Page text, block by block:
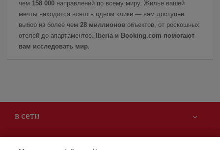
чем 158 000 направлений по всему миру. Жилье вашей
мечты находится всего в одном клике — вам доступен
выбор из более чем 28 миллионов объектов, от роскошных
отелей до апартаментов.
Iberia и Booking.com помогают
вам исследовать мир.
в сети